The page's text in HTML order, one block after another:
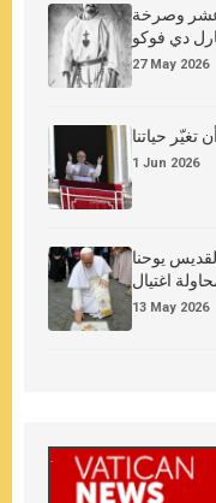
عشر وصرخة
دي فوكو
27 May 2026
تغيّر حياتنا
1 Jun 2026
يوحنا
اغتيال
13 May 2026